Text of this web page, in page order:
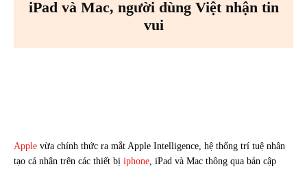
iPad và Mac, người dùng Việt nhận tin
vui
Apple vừa chính thức ra mắt Apple Intelligence, hệ thống trí tuệ nhân
tạo cá nhân trên các thiết bị iphone, iPad và Mac thông qua bản cập